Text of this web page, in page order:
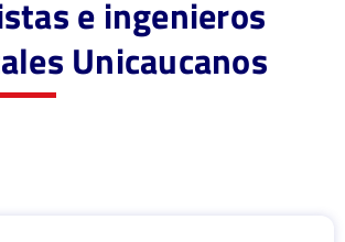
e ingenieros
Unicaucanos